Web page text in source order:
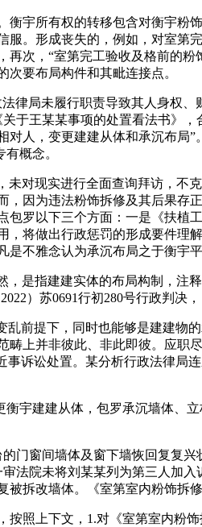
所有权的转移包含对衡宇粉
。形成丧失的，例如，对室
次，“室第完工验收及格前的
要布局构件和其毗连接点。
局未履行职责导致其人身权、
于王某某事项的处置看法书》
人，变更建建从体和承沉布
概念。
对现实进行全面查询拜访，不
因为违法粉饰拆修及其后果
罗以下三个方面：一是《扶
将做出行政惩罚的形成要件理
不雅念认为承沉布局之于衡宇平
指建建实体的布局构制，注
）苏0691行初280号行政判决
提下，同时也能够是建建物
上并非彼此、非此即彼。应
诉讼处置。某分析行政法律
建建从体，包罗承沉墙体、
窗间墙体及窗下墙恢回复复
法院未将刘某某列为第三人加
拆改墙体。《室第室内粉饰拆
上下文，1.对《室第室内粉